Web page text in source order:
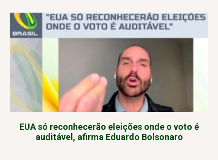
EUA só reconhecerão eleições onde o voto é
auditável, afirma Eduardo Bolsonaro